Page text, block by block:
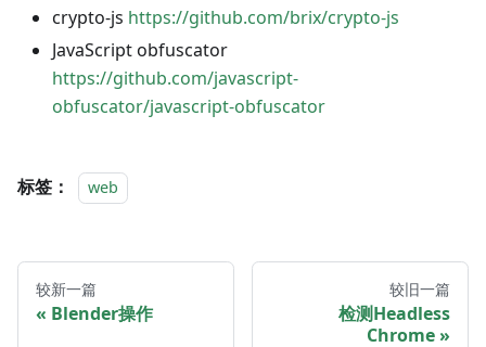
crypto-js https://github.com/brix/crypto-js
JavaScript obfuscator
https://github.com/javascript-
obfuscator/javascript-obfuscator
标签： web
较新一篇
Blender操作
较旧一篇
检测Headless
Chrome